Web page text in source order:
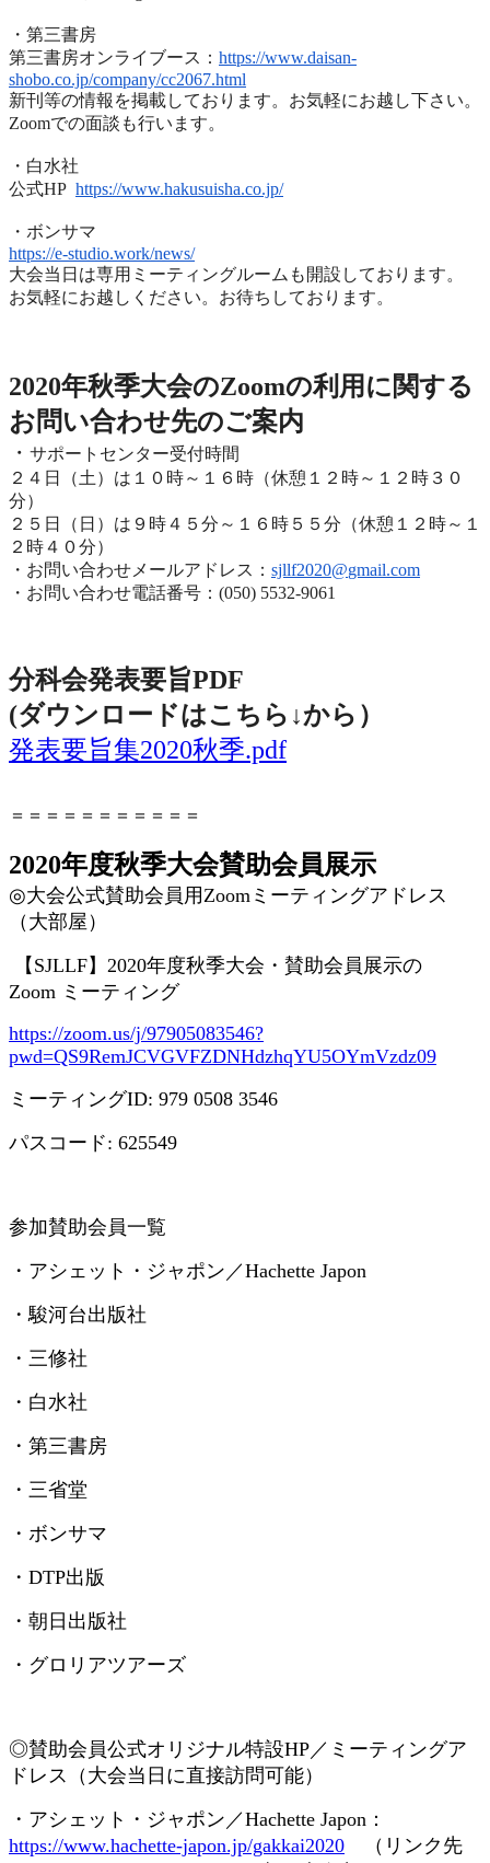
・第三書房
第三書房オンライブース： https://www.daisan-
shobo.co.jp/company/cc2067.html
新刊等の情報を掲載しております。お気軽にお越し下さい。
Zoomでの面談も行います。
・白水社
公式HP https://www.hakusuisha.co.jp/
・ボンサマ
https://e-studio.work/news/
大会当日は専用ミーティングルームも開設しております。
お気軽にお越しください。お待ちしております。
2020年秋季大会のZoomの利用に関する
お問い合わせ先のご案内
・ サポートセンター受付時間
２４日（土）は１０時～１６時（休憩１２時～１２時３０
分）
２５日（日）は９時４５分～１６時５５分（休憩１２時～ １
２時４０分）
・お問い合わせメールアドレス： sjllf2020@gmail.com
・お問い合わせ電話番号：(050) 5532-9061
分科会発表要旨PDF
(ダウンロードはこちら↓から ）
発表要旨集2020秋季.pdf
＝＝＝＝＝＝＝＝＝＝＝
2020年度秋季大会賛助会員展示
◎大会公式賛助会員用Zoom ミーティングアドレス
（大部屋）
【 SJLLF】 2020年度秋季大会・賛助会員展示の
Zoom ミーティング
https://zoom.us/j/97905083546?
pwd=QS9RemJCVGVFZDNHdzhqYU5OYmVzdz09
ミーティングID: 979 0508 3546
パスコード: 625549
参加賛助会員一覧
・アシェット・ジャポン／Hachette Japon
・駿河台出版社
・三修社
・白水社
・第三書房
・三省堂
・ボンサマ
・ DTP出版
・朝日出版社
・グロリアツアーズ
◎賛助会員公式オリジナル特設HP／ミーティングア
ドレス（大会当日に直接訪問可能）
・アシェット・ジャポン／Hachette Japon ：
https://www.hachette-japon.jp/gakkai2020 （リンク先